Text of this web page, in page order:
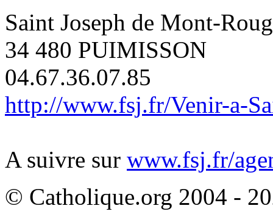
Saint Joseph de Mont-
34 480 PUIMISSON
04.67.36.07.85
http://www.fsj.fr/Venir-a-
A suivre sur www.fsj.fr/
© Catholique.org 2004 -